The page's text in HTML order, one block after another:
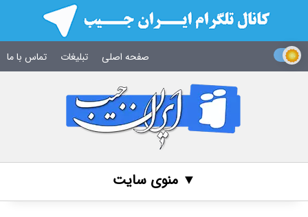
صفحه اصلی تبلیغات تماس با ما
▼ منوی سایت